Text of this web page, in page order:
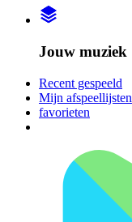
Jouw muziek
Recent gespeeld
Mijn afspeellijsten
favorieten